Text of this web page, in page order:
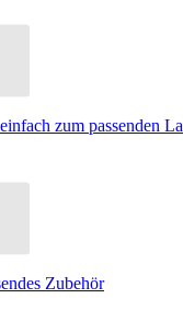
zum passenden
Zubehör